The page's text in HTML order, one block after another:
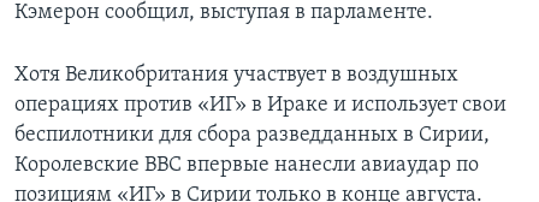
Кэмерон сообщил, выступая в парламенте.
Хотя Великобритания участвует в воздушных
операциях против «ИГ» в Ираке и использует свои
беспилотники для сбора разведданных в Сирии,
Королевские ВВС впервые нанесли авиаудар по
позициям «ИГ» в Сирии только в конце августа.